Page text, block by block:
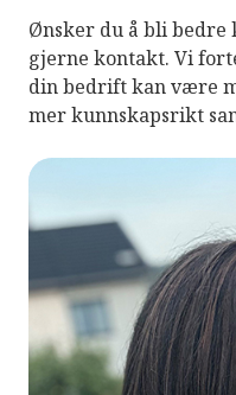
Ønsker du å bli bedre
gjerne kontakt. Vi
din bedrift kan være
mer kunnskapsrikt